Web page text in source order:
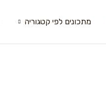
מתכונים לפי קטגוריה